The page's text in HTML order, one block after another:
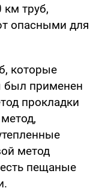
км труб,
опасными для
которые
был применен
прокладки
метод
пещаные